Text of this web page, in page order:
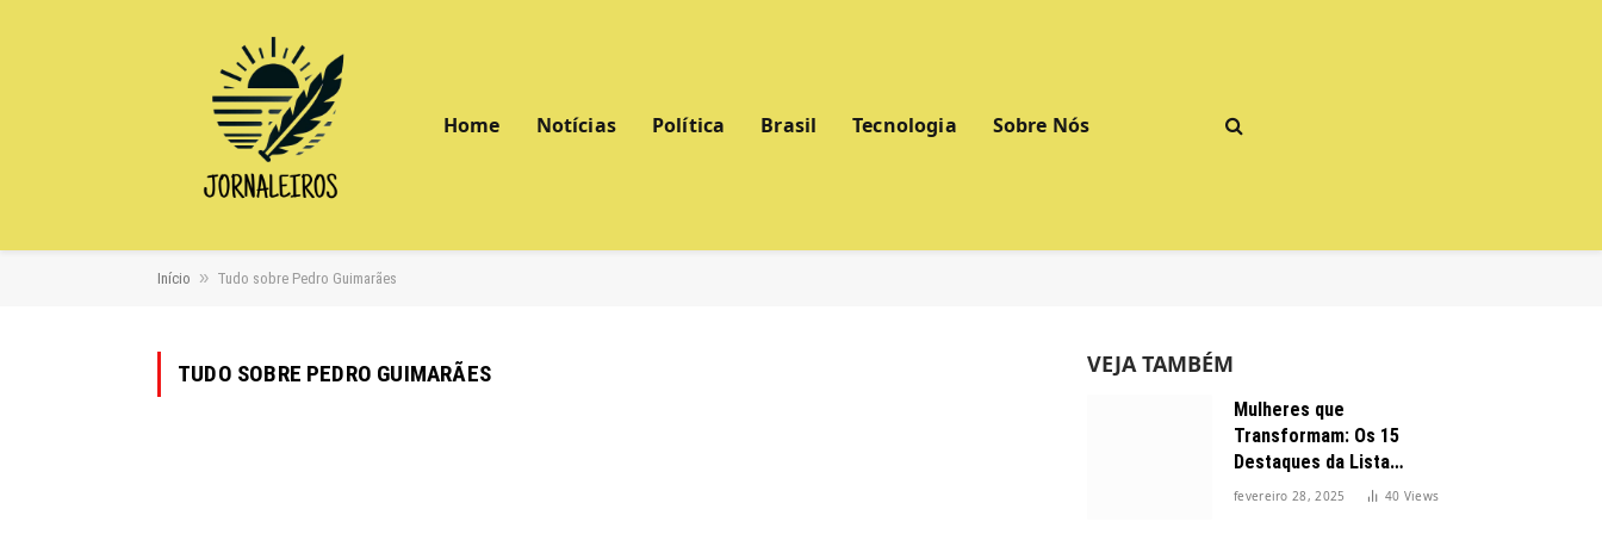
Home Notícias Política Brasil Tecnologia Sobre Nós
Início » Tudo sobre Pedro Guimarães
TUDO SOBRE PEDRO GUIMARÃES VEJA TAMBÉM
Mulheres que
Transformam: Os 15
Destaques da Lista
Forbes 2025 no Brasil
fevereiro 28, 2025 40 Views